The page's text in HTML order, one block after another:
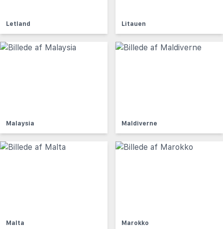
Letland Litauen
Malaysia Maldiverne
Malta Marokko